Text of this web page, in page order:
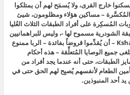
خارج القرى، ولا يُسمَح لهم أن يمتلكوا
المُكسَّرة – مساكين هؤلاء ومظلومون، شيئ
المُسكِرة على أفراد الطبقات الثلاث العُليا
الشودرية مسموح لها -، وليس للبراهمانيين
والمُحارِبين – الكشاتريا Kshatriyas – أن يُقدِّموا قروضاً بفائدة – الربا ممنوع
جميع الوصايا المُتعلِّقة – هذه أحكام
الطبقات، حتى أنه عندما يجد أفراد من
الطعام لأنفسهم يُصبِح لهم الحق حتى في
أحد المنبوذين.